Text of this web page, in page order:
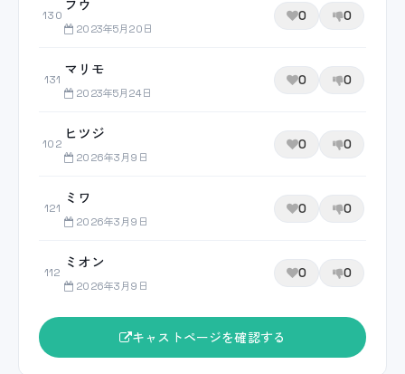
130
フウ
2023年5月20日
0 0
131
マリモ
2023年5月24日
0 0
102
ヒツジ
2026年3月9日
0 0
121
ミワ
2026年3月9日
0 0
112
ミオン
2026年3月9日
0 0
キャストページを確認する